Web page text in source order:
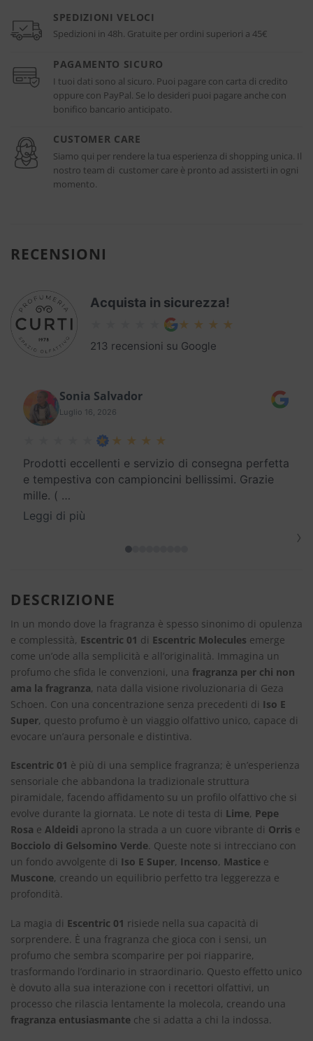
SPEDIZIONI VELOCI
Spedizioni in 48h. Gratuite per ordini superiori a 45€
PAGAMENTO SICURO
I tuoi dati sono al sicuro. Puoi pagare con carta di credito
oppure con PayPal. Se lo desideri puoi pagare anche con
bonifico bancario anticipato.
CUSTOMER CARE
Siamo qui per rendere la tua esperienza di shopping unica. Il
nostro team di customer care è pronto ad assisterti in ogni
momento.
RECENSIONI
Acquista in sicurezza!
213 recensioni su Google
Sonia Salvador
Luglio 16, 2026
Prodotti eccellenti e servizio di consegna perfetta
e tempestiva con campioncini bellissimi. Grazie
mille. ( …
Leggi di più
›
DESCRIZIONE
In un mondo dove la fragranza è spesso sinonimo di opulenza
e complessità, Escentric 01 di Escentric Molecules emerge
come un’ode alla semplicità e all’originalità. Immagina un
profumo che sfida le convenzioni, una fragranza per chi non
ama la fragranza, nata dalla visione rivoluzionaria di Geza
Schoen. Con una concentrazione senza precedenti di Iso E
Super, questo profumo è un viaggio olfattivo unico, capace di
evocare un’aura personale e distintiva.
Escentric 01 è più di una semplice fragranza; è un’esperienza
sensoriale che abbandona la tradizionale struttura
piramidale, facendo affidamento su un profilo olfattivo che si
evolve durante la giornata. Le note di testa di Lime, Pepe
Rosa e Aldeidi aprono la strada a un cuore vibrante di Orris e
Bocciolo di Gelsomino Verde. Queste note si intrecciano con
un fondo avvolgente di Iso E Super, Incenso, Mastice e
Muscone, creando un equilibrio perfetto tra leggerezza e
profondità.
La magia di Escentric 01 risiede nella sua capacità di
sorprendere. È una fragranza che gioca con i sensi, un
profumo che sembra scomparire per poi riapparire,
trasformando l’ordinario in straordinario. Questo effetto unico
è dovuto alla sua interazione con i recettori olfattivi, un
processo che rilascia lentamente la molecola, creando una
fragranza entusiasmante che si adatta a chi la indossa.